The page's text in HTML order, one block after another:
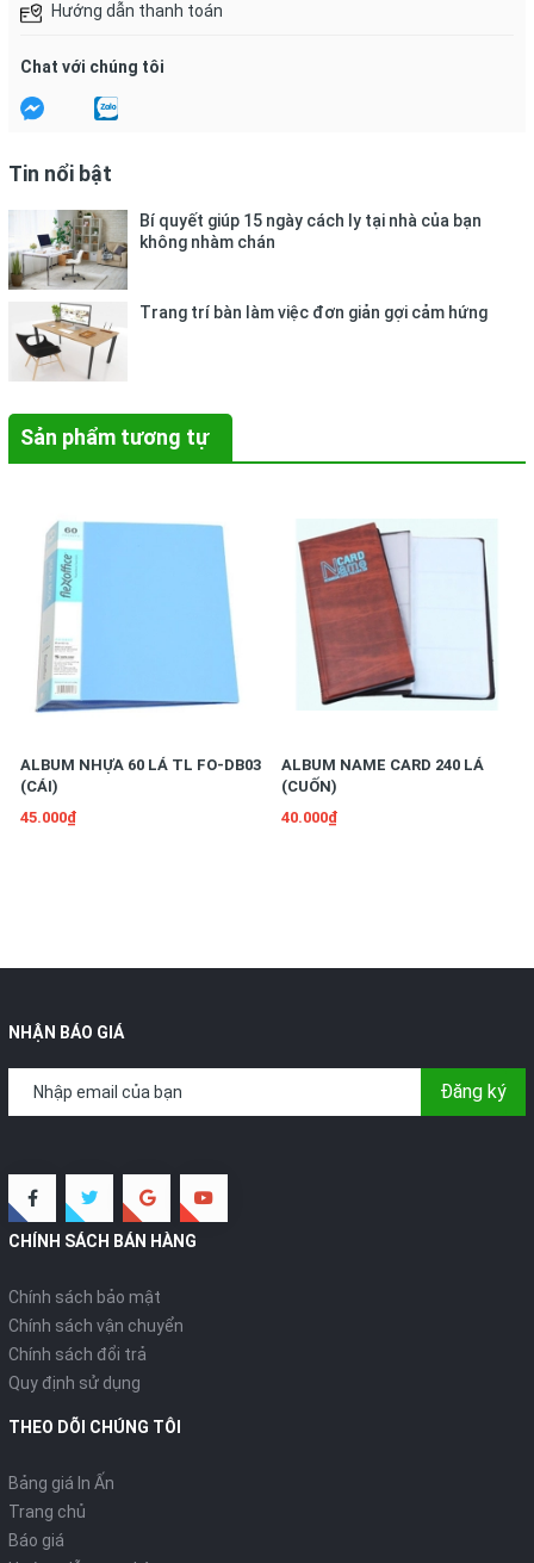
Hướng dẫn thanh toán
Chat với chúng tôi
Tin nổi bật
Bí quyết giúp 15 ngày cách ly tại nhà của bạn
không nhàm chán
Trang trí bàn làm việc đơn giản gợi cảm hứng
Sản phẩm tương tự
ALBUM NHỰA 60 LÁ TL FO-DB03
(CÁI)
45.000₫
ALBUM NAME CARD 240 LÁ
(CUỐN)
40.000₫
NHẬN BÁO GIÁ
Đăng ký
CHÍNH SÁCH BÁN HÀNG
Chính sách bảo mật
Chính sách vận chuyển
Chính sách đổi trả
Quy định sử dụng
THEO DÕI CHÚNG TÔI
Bảng giá In Ấn
Trang chủ
Báo giá